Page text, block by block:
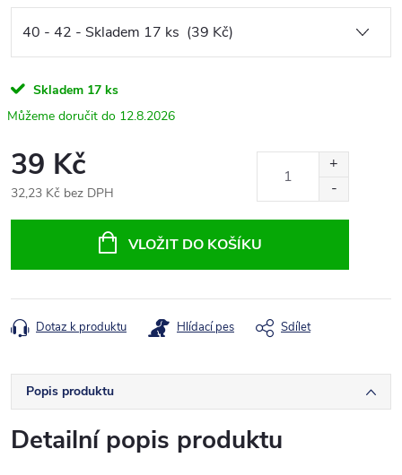
Skladem 17 ks
12.8.2026
39 Kč
32,23 Kč bez DPH
VLOŽIT DO KOŠÍKU
Dotaz k produktu Hlídací pes Sdílet
Popis produktu
Detailní popis produktu